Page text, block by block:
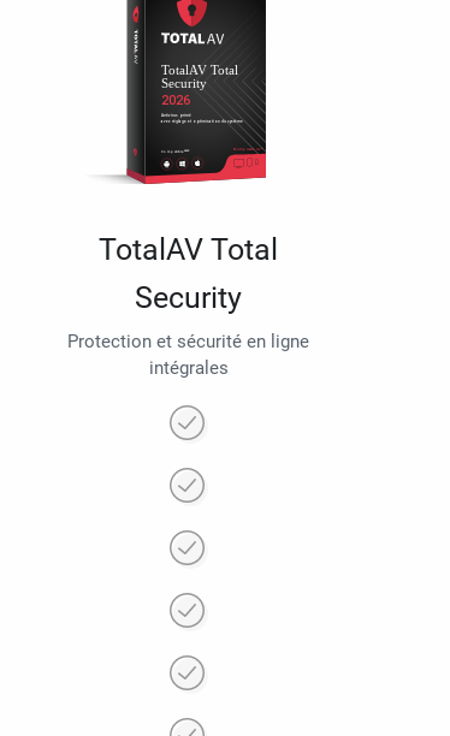
TotalAV Total
Security
Protection et sécurité en ligne
intégrales